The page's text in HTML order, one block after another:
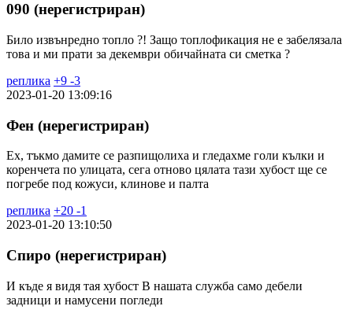
090 (нерегистриран)
Било извънредно топло ?! Защо топлофикация не е забелязала
това и ми прати за декември обичайната си сметка ?
реплика +9 -3
2023-01-20 13:09:16
Фен (нерегистриран)
Ех, тъкмо дамите се разпищолиха и гледахме голи кълки и
коренчета по улицата, сега отново цялата тази хубост ще се
погребе под кожуси, клинове и палта
реплика +20 -1
2023-01-20 13:10:50
Спиро (нерегистриран)
И къде я видя тая хубост В нашата служба само дебели
задници и намусени погледи